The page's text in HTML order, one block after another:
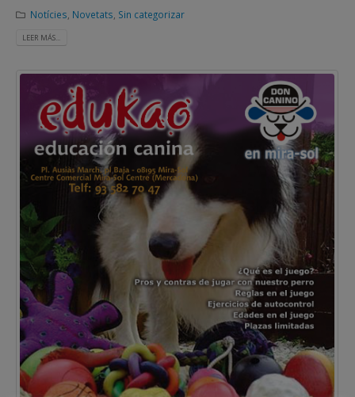
Notícies, Novetats, Sin categorizar
LEER MÁS...